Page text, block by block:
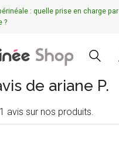
: quelle prise en charge par
?
de ariane P.
avis sur nos produits.